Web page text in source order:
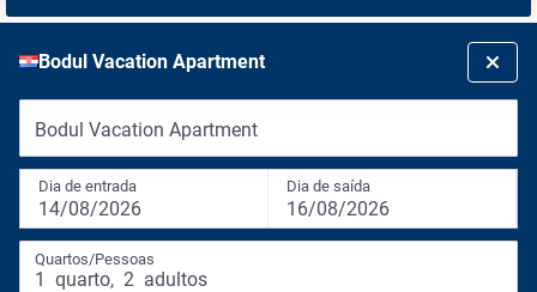
Bodul Vacation Apartment
Bodul Vacation Apartment
Dia de entrada
14/08/2026
Dia de saída
16/08/2026
Quartos/Pessoas
1 quarto, 2 adultos